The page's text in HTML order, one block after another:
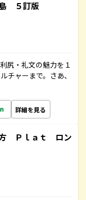
５訂版
尻・礼文の魅力を１
チャーまで。さあ、
詳細を見る
Ｐｌａｔ ロン